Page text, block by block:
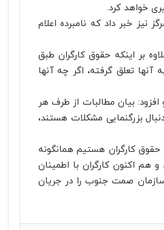
خواهد کرد.
خبر داد که نامبرده اعلام
بر اینکه حقوق کارگران طبق
تعلق گرفته، اگر چه آنها
بیان مطالبات از طرف هر
بزرگنمایی مشکلات هستند،
کارگران هستیم همانگونه
هم اکنون کارگران با اطمینان
سازمان صمت جنوب را در جریان